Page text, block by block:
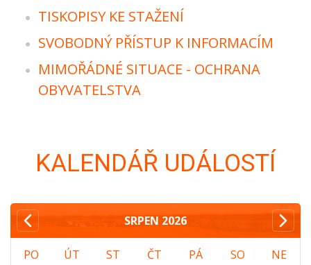
TISKOPISY KE STAŽENÍ
SVOBODNÝ PŘÍSTUP K INFORMACÍM
MIMOŘÁDNÉ SITUACE - OCHRANA
OBYVATELSTVA
KALENDÁŘ UDÁLOSTÍ
SRPEN 2026
PO ÚT ST ČT PÁ SO NE